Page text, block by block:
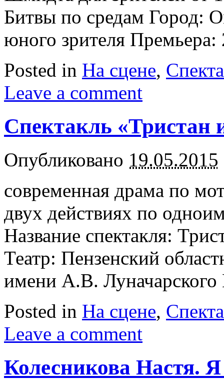
Битвы по средам Город:
юного зрителя Премьера:
Posted in На сцене,
Leave a comment
Спектакль «Тристан
Опубликовано 19.05.2015
современная драма по
двух действиях по
Название спектакля:
Театр: Пензенский
имени А.В. Луначарского
Posted in На сцене,
Leave a comment
Колесникова Настя.